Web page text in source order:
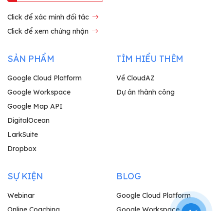
Click để xác minh đối tác
Click để xem chứng nhận
SẢN PHẨM
Google Cloud Platform
Google Workspace
Google Map API
DigitalOcean
LarkSuite
Dropbox
TÌM HIỂU THÊM
Về CloudAZ
Dự án thành công
SỰ KIỆN
Webinar
BLOG
Google Cloud Platform